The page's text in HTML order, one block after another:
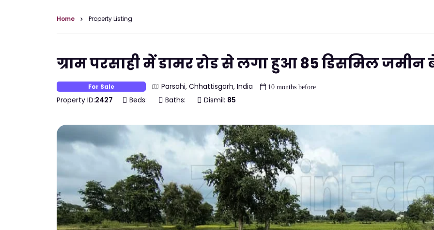
Home Property Listing
ग्राम परसाही में डामर रोड से लगा हुआ 85 डिसमिल जमीन
For Sale Parsahi, Chhattisgarh, India 10 months before
Property ID:2427 Beds: Baths: Dismil: 85